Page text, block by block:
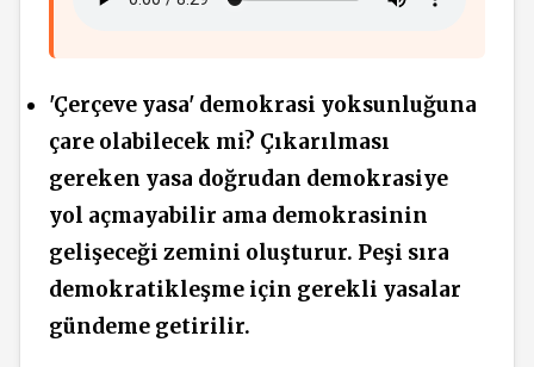
'Çerçeve yasa' demokrasi yoksunluğuna
çare olabilecek mi? Çıkarılması
gereken yasa doğrudan demokrasiye
yol açmayabilir ama demokrasinin
gelişeceği zemini oluşturur. Peşi sıra
demokratikleşme için gerekli yasalar
gündeme getirilir.